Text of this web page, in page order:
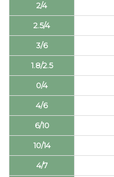
2/4
2.5/4
3/6
1.8/2.5
0/4
4/6
6/10
10/14
4/7